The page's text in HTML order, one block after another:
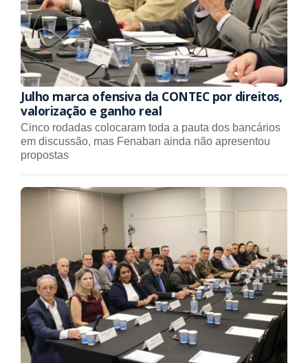
Julho marca ofensiva da CONTEC por direitos,
valorização e ganho real
Cinco rodadas colocaram toda a pauta dos bancários
em discussão, mas Fenaban ainda não apresentou
propostas